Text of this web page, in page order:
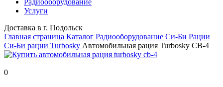
Радиооборудование
Услуги
Доставка в г. Подольск
Главная страница Каталог Радиооборудование Си-Би Рации
Си-Би рации Turbosky Автомобильная рация Turbosky CB-4
0